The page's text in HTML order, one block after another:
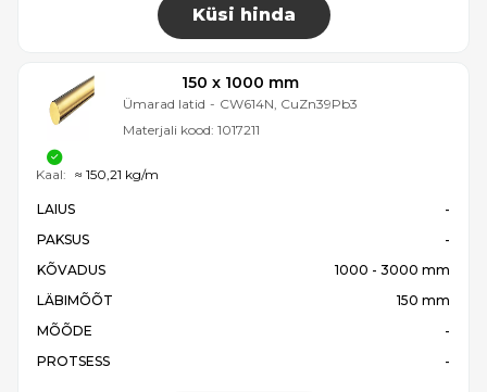
Küsi hinda
150 x 1000 mm
Ümarad latid - CW614N, CuZn39Pb3
Materjali kood: 1017211
LAIUS
-
PAKSUS
-
KÕVADUS
1000 - 3000 mm
LÄBIMÕÕT
150 mm
MÕÕDE
-
PROTSESS
-
Kaal: ≈ 150,21 kg/m